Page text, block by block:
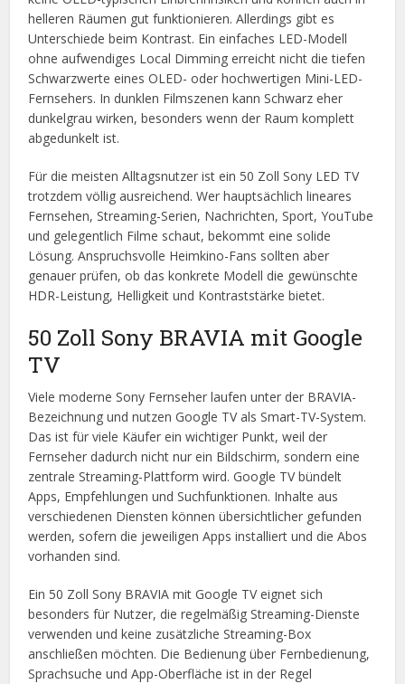
helleren Räumen gut funktionieren. Allerdings gibt es
Unterschiede beim Kontrast. Ein einfaches LED-Modell
ohne aufwendiges Local Dimming erreicht nicht die tiefen
Schwarzwerte eines OLED- oder hochwertigen Mini-LED-
Fernsehers. In dunklen Filmszenen kann Schwarz eher
dunkelgrau wirken, besonders wenn der Raum komplett
abgedunkelt ist.
Für die meisten Alltagsnutzer ist ein 50 Zoll Sony LED TV
trotzdem völlig ausreichend. Wer hauptsächlich lineares
Fernsehen, Streaming-Serien, Nachrichten, Sport, YouTube
und gelegentlich Filme schaut, bekommt eine solide
Lösung. Anspruchsvolle Heimkino-Fans sollten aber
genauer prüfen, ob das konkrete Modell die gewünschte
HDR-Leistung, Helligkeit und Kontraststärke bietet.
50 Zoll Sony BRAVIA mit Google
TV
Viele moderne Sony Fernseher laufen unter der BRAVIA-
Bezeichnung und nutzen Google TV als Smart-TV-System.
Das ist für viele Käufer ein wichtiger Punkt, weil der
Fernseher dadurch nicht nur ein Bildschirm, sondern eine
zentrale Streaming-Plattform wird. Google TV bündelt
Apps, Empfehlungen und Suchfunktionen. Inhalte aus
verschiedenen Diensten können übersichtlicher gefunden
werden, sofern die jeweiligen Apps installiert und die Abos
vorhanden sind.
Ein 50 Zoll Sony BRAVIA mit Google TV eignet sich
besonders für Nutzer, die regelmäßig Streaming-Dienste
verwenden und keine zusätzliche Streaming-Box
anschließen möchten. Die Bedienung über Fernbedienung,
Sprachsuche und App-Oberfläche ist in der Regel